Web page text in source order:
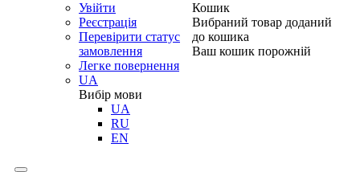
Увійти
Реєстрація
Перевірити статус
замовлення
Легке повернення
UA
Вибір мови
UA
RU
EN
Кошик
Вибраний товар доданий
до кошика
Ваш кошик порожній